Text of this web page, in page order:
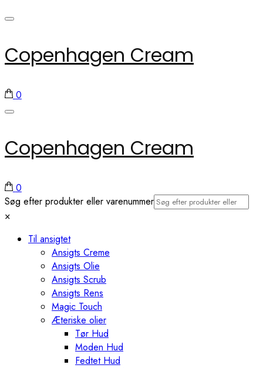
Copenhagen Cream
0
Copenhagen Cream
0
Søg efter produkter eller varenummer
×
Til ansigtet
Ansigts Creme
Ansigts Olie
Ansigts Scrub
Ansigts Rens
Magic Touch
Æteriske olier
Tør Hud
Moden Hud
Fedtet Hud